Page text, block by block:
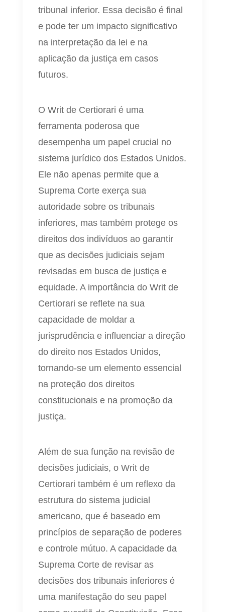
tribunal inferior. Essa decisão é final
e pode ter um impacto significativo
na interpretação da lei e na
aplicação da justiça em casos
futuros.
O Writ de Certiorari é uma
ferramenta poderosa que
desempenha um papel crucial no
sistema jurídico dos Estados Unidos.
Ele não apenas permite que a
Suprema Corte exerça sua
autoridade sobre os tribunais
inferiores, mas também protege os
direitos dos indivíduos ao garantir
que as decisões judiciais sejam
revisadas em busca de justiça e
equidade. A importância do Writ de
Certiorari se reflete na sua
capacidade de moldar a
jurisprudência e influenciar a direção
do direito nos Estados Unidos,
tornando-se um elemento essencial
na proteção dos direitos
constitucionais e na promoção da
justiça.
Além de sua função na revisão de
decisões judiciais, o Writ de
Certiorari também é um reflexo da
estrutura do sistema judicial
americano, que é baseado em
princípios de separação de poderes
e controle mútuo. A capacidade da
Suprema Corte de revisar as
decisões dos tribunais inferiores é
uma manifestação do seu papel